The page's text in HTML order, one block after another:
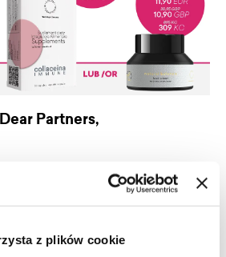
z plików cookie
Dear Partners,
update in the Hello Program for Clients
and VIP Clients can choose from the
their first purchase of 159 PLN